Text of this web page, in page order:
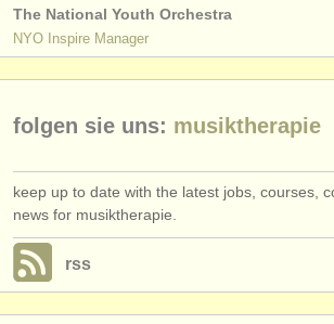
einloggen
The National Youth Orchestra
NYO Inspire Manager
folgen sie uns: musiktherapie
keep up to date with the latest jobs, courses,
news for musiktherapie.
rss